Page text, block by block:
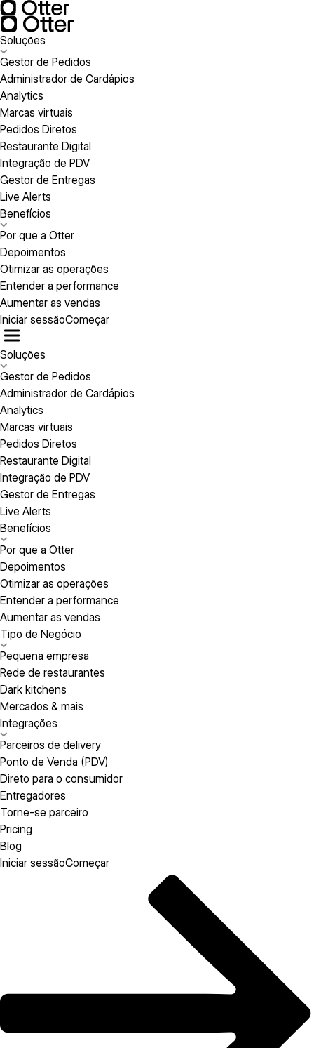
Soluções
Gestor de Pedidos
Administrador de Cardápios
Analytics
Marcas virtuais
Pedidos Diretos
Restaurante Digital
Integração de PDV
Gestor de Entregas
Live Alerts
Benefícios
Por que a Otter
Depoimentos
Otimizar as operações
Entender a performance
Aumentar as vendas
Iniciar sessãoComeçar
Soluções
Gestor de Pedidos
Administrador de Cardápios
Analytics
Marcas virtuais
Pedidos Diretos
Restaurante Digital
Integração de PDV
Gestor de Entregas
Live Alerts
Benefícios
Por que a Otter
Depoimentos
Otimizar as operações
Entender a performance
Aumentar as vendas
Tipo de Negócio
Pequena empresa
Rede de restaurantes
Dark kitchens
Mercados & mais
Integrações
Parceiros de delivery
Ponto de Venda (PDV)
Direto para o consumidor
Entregadores
Torne-se parceiro
Pricing
Blog
Iniciar sessãoComeçar